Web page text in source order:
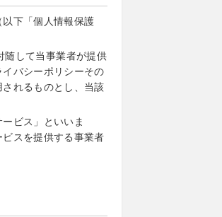
下「個人情報保護
随して当事業者が提供
バシーポリシーその
れるものとし、当該
ビス」といいま
スを提供する事業者